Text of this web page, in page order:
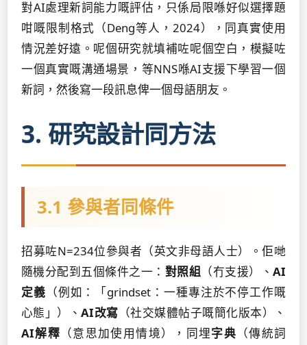
對AI處理新詞能力嘅評估，只係局限喺好似選擇題
咁嘅限制格式（Deng等人，2024），同真實使用
情況差好遠。呢個研究就填補咗呢個空白，模擬咗
一個真實嘅溝通場景，等NNS喺AI支援下學習一個
新詞，然後寫一段訊息俾一個母語朋友。
3. 研究設計同方法
3.1 參與者同條件
招募咗N=234位參與者（英文非母語人士）。佢哋
隨機分配到五個條件之一： 對照組 （冇支援）、AI
定義 （例如：「grindset：一種專注於不停工作嘅
心態」）、AI改寫 （社交媒體帖子嘅簡化版本）、
AI解釋 （意思加使用情境），同埋字典 （傳統詞